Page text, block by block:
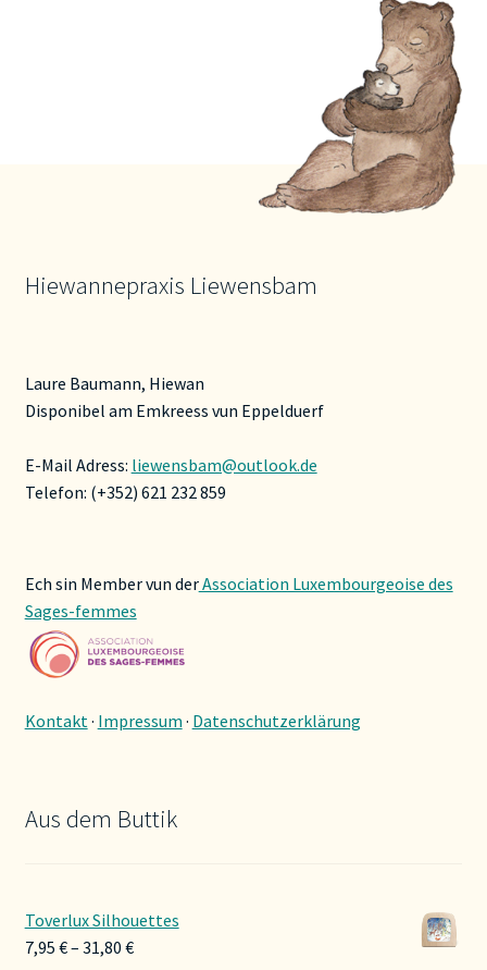
Hiewannepraxis Liewensbam
Laure Baumann, Hiewan
Disponibel am Emkreess vun Eppelduerf
E-Mail Adress: liewensbam@outlook.de
Telefon: (+352) 621 232 859
Ech sin Member vun derAssociation Luxembourgeoise des
Sages-femmes
Kontakt· Impressum · Datenschutzerklärung
Aus dem Buttik
Toverlux Silhouettes
7,95 €– 31,80 €Preisspanne: